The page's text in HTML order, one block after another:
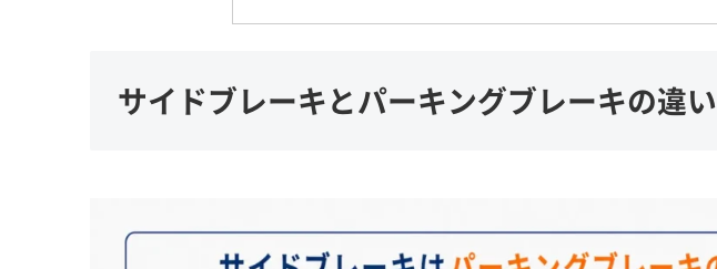
サイドブレーキとパーキングブレーキの違い